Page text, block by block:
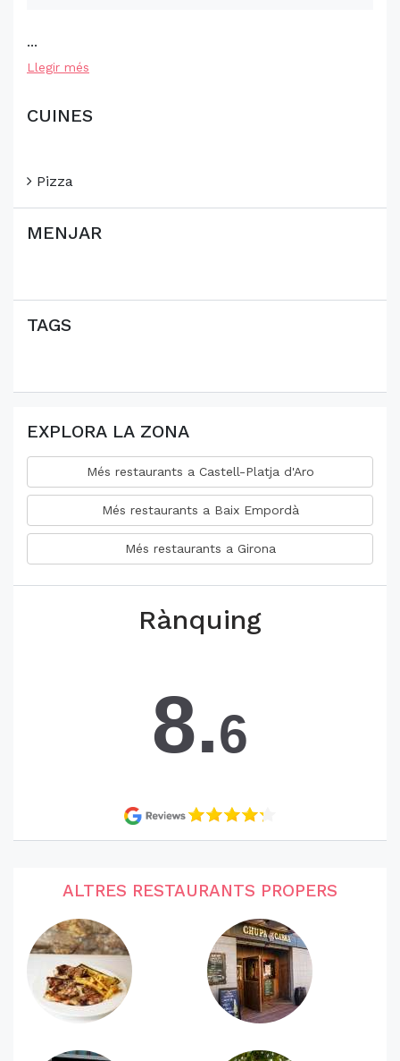
...
Llegir més
CUINES
Pizza
MENJAR
TAGS
EXPLORA LA ZONA
Més restaurants a Castell-Platja d'Aro
Més restaurants a Baix Empordà
Més restaurants a Girona
Rànquing
8.6
ALTRES RESTAURANTS PROPERS